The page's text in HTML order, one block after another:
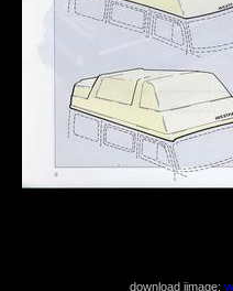
download iimage: